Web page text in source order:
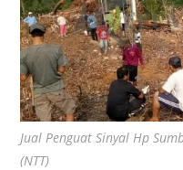
Jual Penguat Sinyal Hp
(NTT)